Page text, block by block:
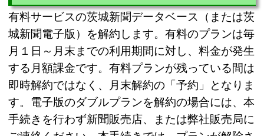
有料サービスの茨城新聞データベース（または茨
城新聞電子版）を解約します。有料のプランは毎
月１日～月末までの利用期間に対し、料金が発生
する月額課金です。有料プランが残っている間は
即時解約ではなく、月末解約の「予約」となりま
す。電子版のダブルプランを解約の場合には、本
手続きを行わず新聞販売店、または弊社販売局に